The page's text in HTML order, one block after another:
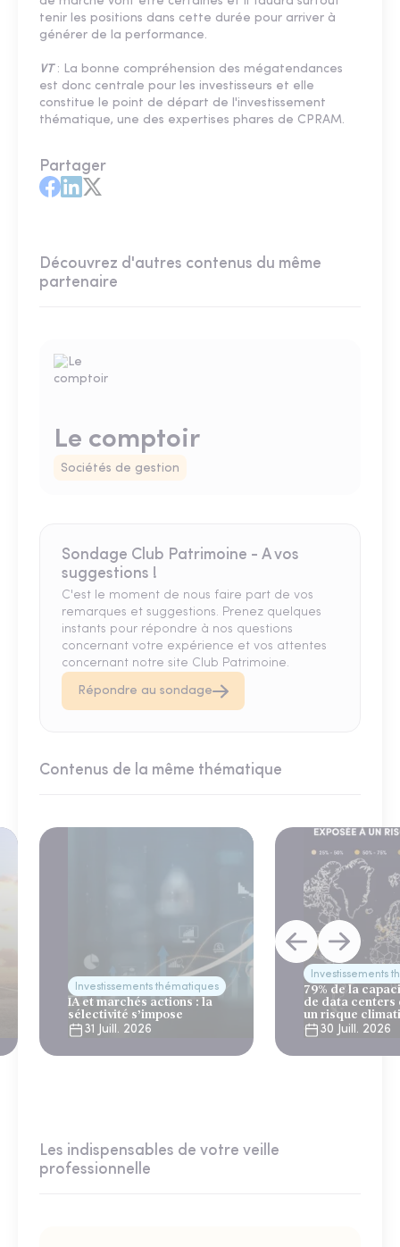
tenir les positions dans cette durée pour arriver à
générer de la performance.
VT: La bonne compréhension des mégatendances
est donc centrale pour les investisseurs et elle
constitue le point de départ de l'investissement
thématique, une des expertises phares de CPRAM.
Partager
Découvrez d'autres contenus du même
partenaire
Le comptoir
Sociétés de gestion
Sondage Club Patrimoine - A vos
suggestions !
C'est le moment de nous faire part de vos
remarques et suggestions. Prenez quelques
instants pour répondre à nos questions
concernant votre expérience et vos attentes
concernant notre site Club Patrimoine.
Répondre au sondage
Contenus de la même thématique
Investissements thématiques
IA et marchés actions : la
sélectivité s’impose
31 Juill. 2026
Investissements
79% de la
de data centers
un risque
30 Juill. 2026
Les indispensables de votre veille
professionnelle